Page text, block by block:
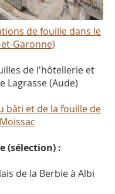
de fouille dans le
Garonne)
de l'hôtellerie et
Lagrasse (Aude)
bâti et de la fouille de
(sélection) :
de la Berbie à Albi